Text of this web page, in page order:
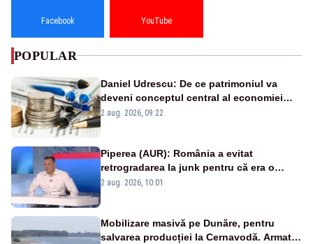
Facebook YouTube
POPULAR
Daniel Udrescu: De ce patrimoniul va
deveni conceptul central al economiei
viitoare?
2 aug. 2026, 09:22
Piperea (AUR): România a evitat
retrogradarea la junk pentru că era o
catastrofă pentru bănci și fondurile de
2 aug. 2026, 10:01
Mobilizare masivă pe Dunăre, pentru
salvarea producției la Cernavodă. Armata